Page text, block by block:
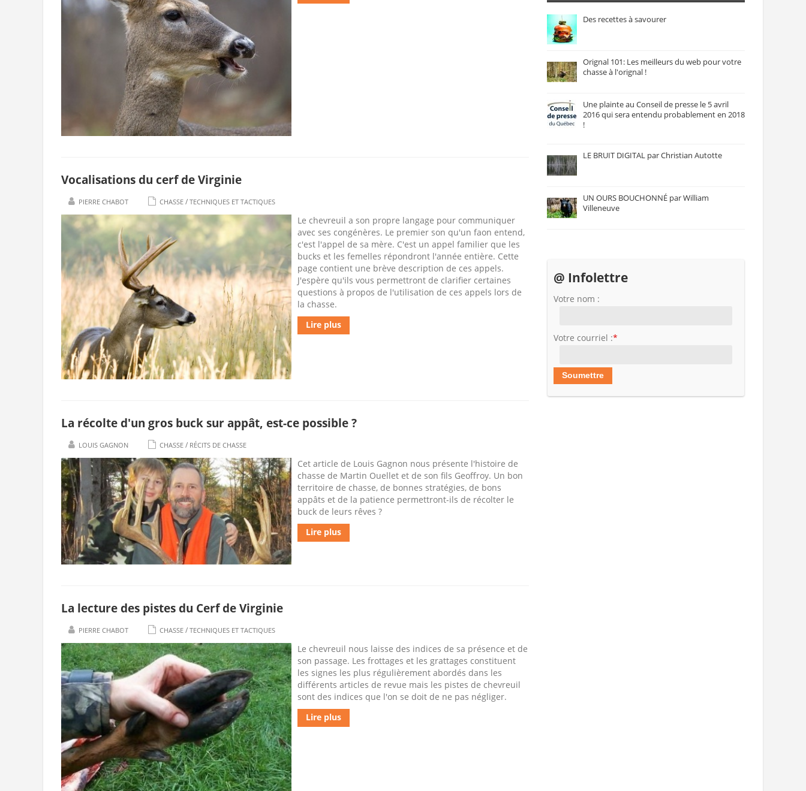
Vocalisations du cerf de Virginie
PIERRE CHABOT CHASSE / TECHNIQUES ET TACTIQUES
Le chevreuil a son propre langage pour communiquer
avec ses congénères. Le premier son qu'un faon entend,
c'est l'appel de sa mère. C'est un appel familier que les
bucks et les femelles répondront l'année entière. Cette
page contient une brève description de ces appels.
J'espère qu'ils vous permettront de clarifier certaines
questions à propos de l'utilisation de ces appels lors de
la chasse.
Lire plus
La récolte d'un gros buck sur appât, est-ce possible ?
LOUIS GAGNON CHASSE / RÉCITS DE CHASSE
Cet article de Louis Gagnon nous présente l'histoire de
chasse de Martin Ouellet et de son fils Geoffroy. Un bon
territoire de chasse, de bonnes stratégies, de bons
appâts et de la patience permettront-ils de récolter le
buck de leurs rêves ?
Lire plus
La lecture des pistes du Cerf de Virginie
PIERRE CHABOT CHASSE / TECHNIQUES ET TACTIQUES
Le chevreuil nous laisse des indices de sa présence et de
son passage. Les frottages et les grattages constituent
les signes les plus régulièrement abordés dans les
différents articles de revue mais les pistes de chevreuil
sont des indices que l'on se doit de ne pas négliger.
Lire plus
Des recettes à savourer
Orignal 101: Les meilleurs du web pour votre
chasse à l'orignal !
Une plainte au Conseil de presse le 5 avril
2016 qui sera entendu probablement en 2018
!
LE BRUIT DIGITAL par Christian Autotte
UN OURS BOUCHONNÉ par William
Villeneuve
@ Infolettre
Votre nom :
Votre courriel :*